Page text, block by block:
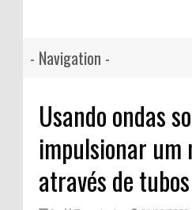
Usando ondas
impulsionar um
através de